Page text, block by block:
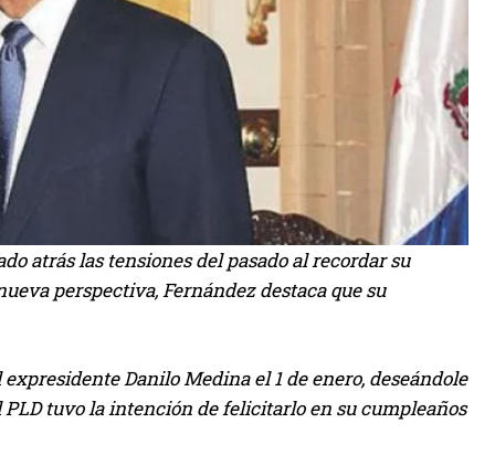
atrás las tensiones del pasado al recordar su
perspectiva, Fernández destaca que su
Danilo Medina el 1 de enero, deseándole
tuvo la intención de felicitarlo en su cumpleaños